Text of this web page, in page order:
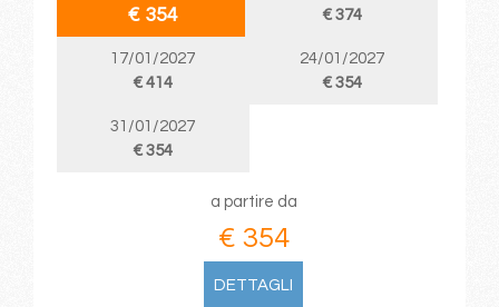
€ 354
€ 374
17/01/2027
€ 414
24/01/2027
€ 354
31/01/2027
€ 354
a partire da
€ 354
DETTAGLI